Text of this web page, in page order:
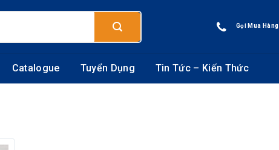
Gọi Mua Hàng
Catalogue Tuyển Dụng Tin Tức – Kiến Thức